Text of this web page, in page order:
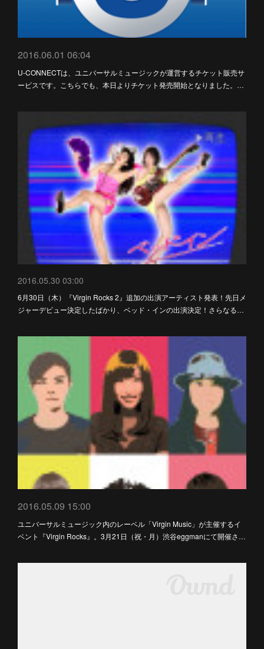
2016.06.01 06:04
U-CONNECTは、ユニバーサルミュージックが運営するチケット販売サ
ービスです。こちらでも、本日よりチケット発売開始となりました。…
2016.05.30 03:00
6月30日（木）『Virgin Rocks 2』追加の出演アーティスト発表！先日メ
ジャーデビュー決定したばかり、ベッド・インの出演決定！さらなる…
2016.05.09 15:00
ユニバーサルミュージック内のレーベル「Virgin Music」が主催するイ
ベント『Virgin Rocks』。3月21日（祝・月）渋谷eggmanにて開催さ…